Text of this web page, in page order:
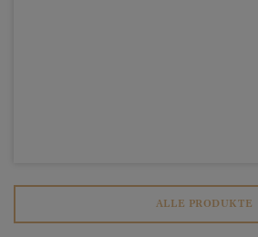
ALLE PRODUKTE